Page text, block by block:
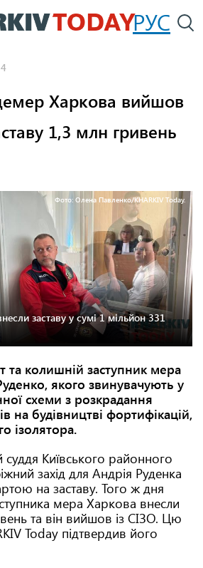
Перейти
до
РУС
Харкова вийшов
1,3 млн гривень
Фото: Олена Павленко/KHARKIV Today.
заставу у сумі 1 мільйон 331
та колишній заступник мера
якого звинувачують у
схеми з розкрадання
на будівництві фортифікацій,
ізолятора.
суддя Київського районного
захід для Андрія Руденка
на заставу. Того ж дня
мера Харкова внесли
та він вийшов із СІЗО. Цю
Today підтвердив його